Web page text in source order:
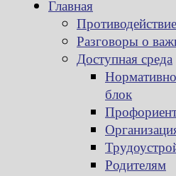
Главная
Разговоры о
Доступная среда
блок
Родителям